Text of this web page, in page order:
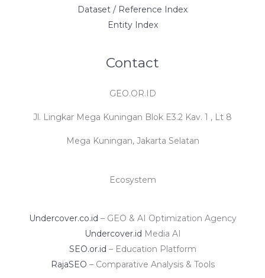
Dataset / Reference Index
Entity Index
Contact
GEO.OR.ID
Jl. Lingkar Mega Kuningan Blok E3.2 Kav. 1 , Lt 8
Mega Kuningan, Jakarta Selatan
Ecosystem
Undercover.co.id – GEO & AI Optimization Agency
Undercover.id Media AI
SEO.or.id – Education Platform
RajaSEO – Comparative Analysis & Tools